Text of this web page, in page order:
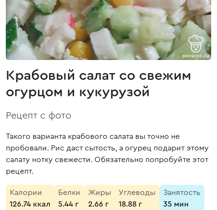
Крабовый салат со свежим
огурцом и кукурузой
Рецепт с фото
Такого варианта крабового салата вы точно не
пробовали. Рис даст сытость, а огурец подарит этому
салату нотку свежести. Обязательно попробуйте этот
рецепт.
Калории
126.74 ккал
Белки
5.44 г
Жиры
2.66 г
Углеводы
18.88 г
Занятость
35 мин